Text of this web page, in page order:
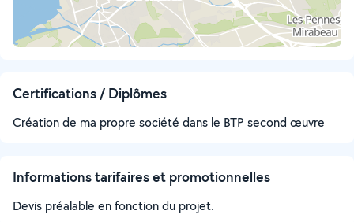
Certifications / Diplômes
Création de ma propre société dans le BTP second œuvre
Informations tarifaires et promotionnelles
Devis préalable en fonction du projet.